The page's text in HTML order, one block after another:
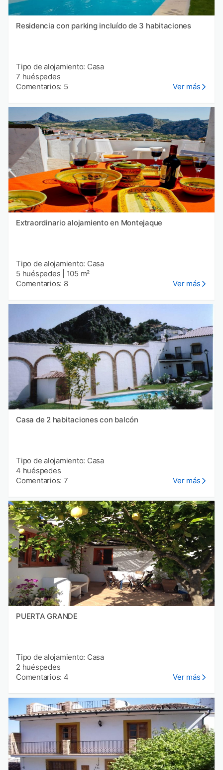
Residencia con parking incluído de 3 habitaciones
Tipo de alojamiento: Casa
7 huéspedes
Comentarios: 5
Ver más
Extraordinario alojamiento en Montejaque
Tipo de alojamiento: Casa
5 huéspedes
105 m²
Comentarios: 8
Ver más
Casa de 2 habitaciones con balcón
Tipo de alojamiento: Casa
4 huéspedes
Comentarios: 7
Ver más
PUERTA GRANDE
Tipo de alojamiento: Casa
2 huéspedes
Comentarios: 4
Ver más